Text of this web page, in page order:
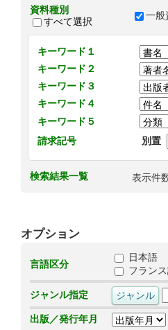
資料種別
すべて選択
一般
キーワード１
キーワード２
キーワード３
キーワード４
キーワード５
請求記号
別置
検索結果一覧 表示件
オプション
言語区分
日本語
フラン
ジャンル指定
出版／発行年月